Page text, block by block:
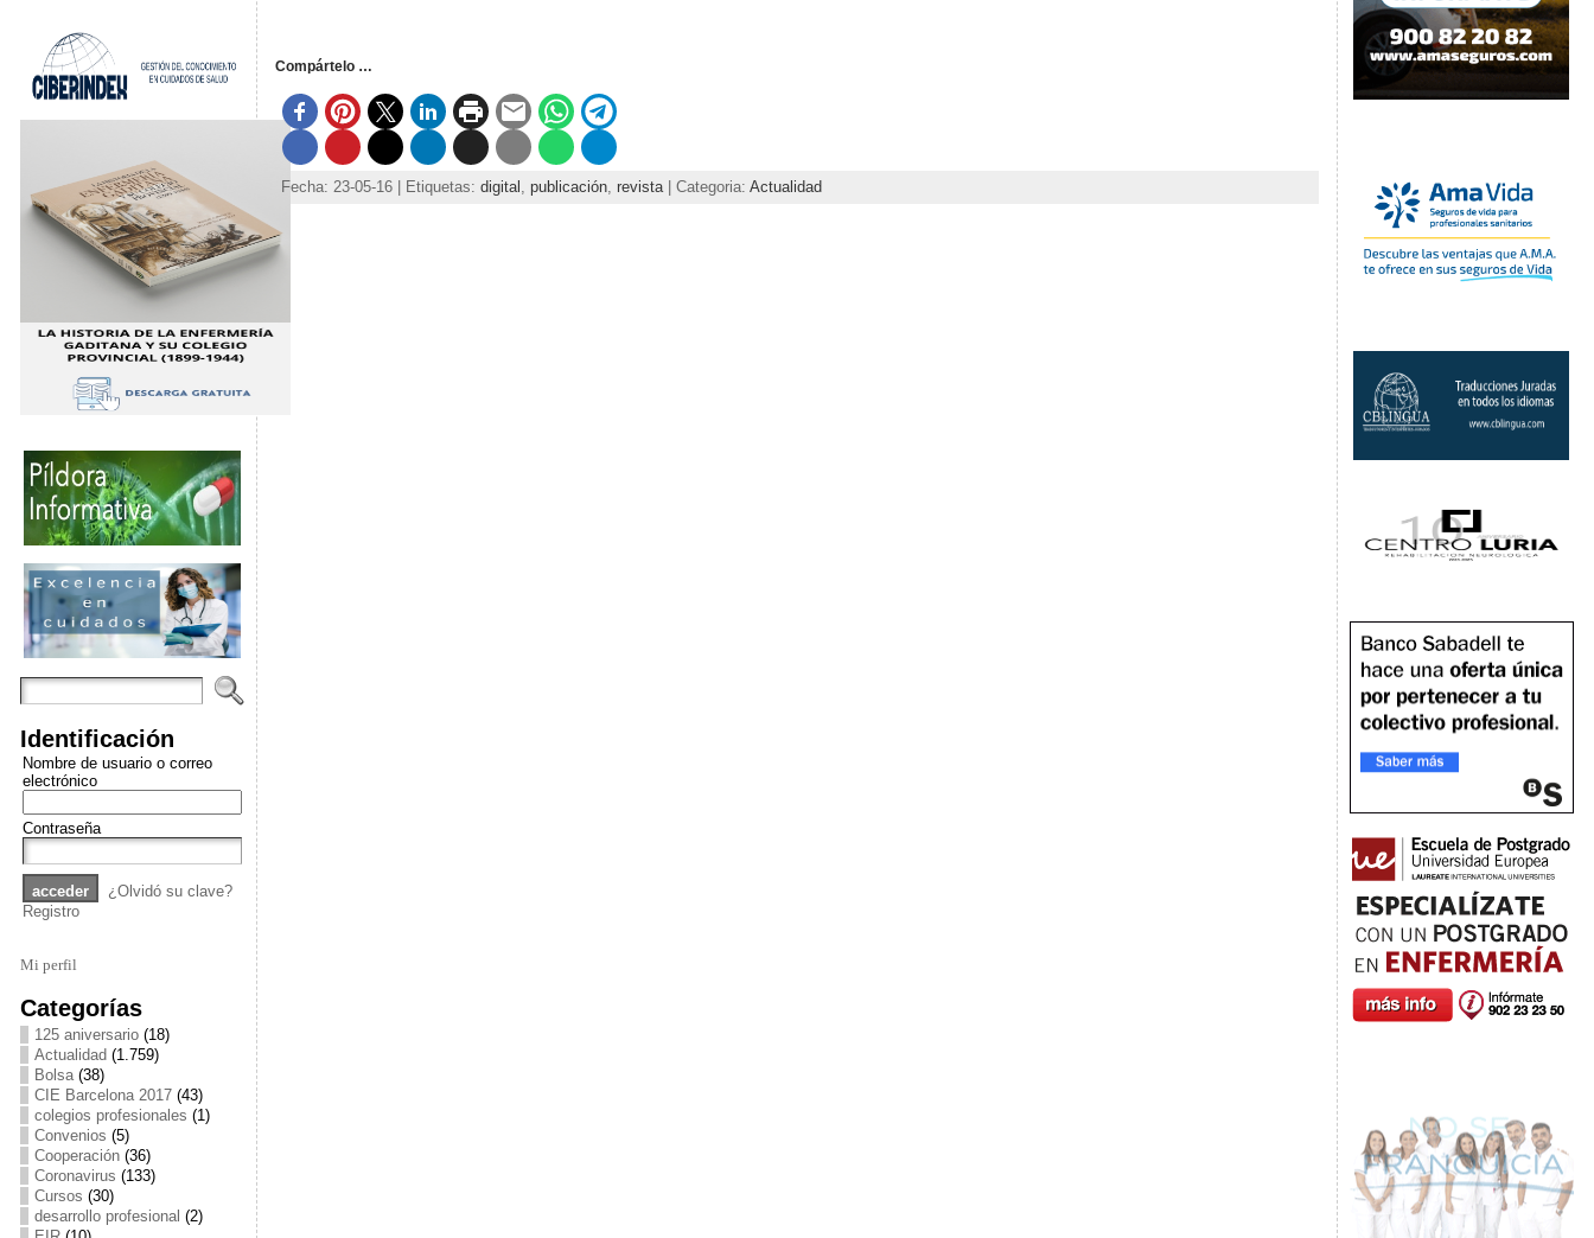
Identificación
Nombre de usuario o correo
electrónico
Contraseña
¿Olvidó su clave?
Registro
Mi perfil
Categorías
125 aniversario(18)
Actualidad (1.759)
Bolsa(38)
CIE Barcelona 2017(43)
colegios profesionales (1)
Convenios (5)
Cooperación(36)
Coronavirus (133)
Cursos (30)
desarrollo profesional (2)
Compártelo …
Fecha: 23-05-16 | Etiquetas: digital publicación, revista| Categoria: Actualidad